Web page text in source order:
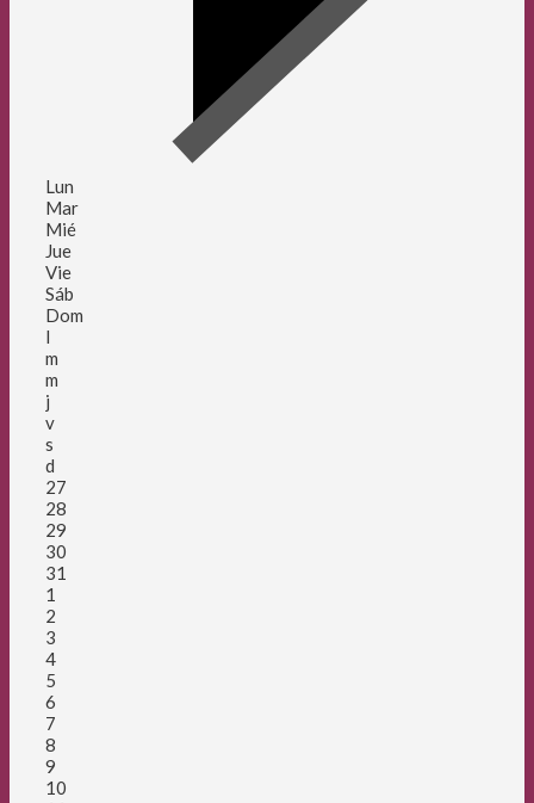
Lun
Mar
Mié
Jue
Vie
Sáb
Dom
l
m
m
j
v
s
d
27
28
29
30
31
1
2
3
4
5
6
7
8
9
10